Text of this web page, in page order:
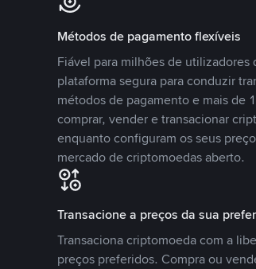
Métodos de pagamento flexíveis
Fiável para milhões de
plataforma segura para conduzir
métodos de pagamento e mais de
comprar, vender e transacionar
enquanto configuram os seus
mercado de criptomoedas aberto.
Transacione a preços da sua
Transaciona criptomoeda com a
preços preferidos. Compra ou